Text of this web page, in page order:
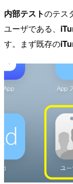
内部テストのテス
ユーザである、
す。まず既存の